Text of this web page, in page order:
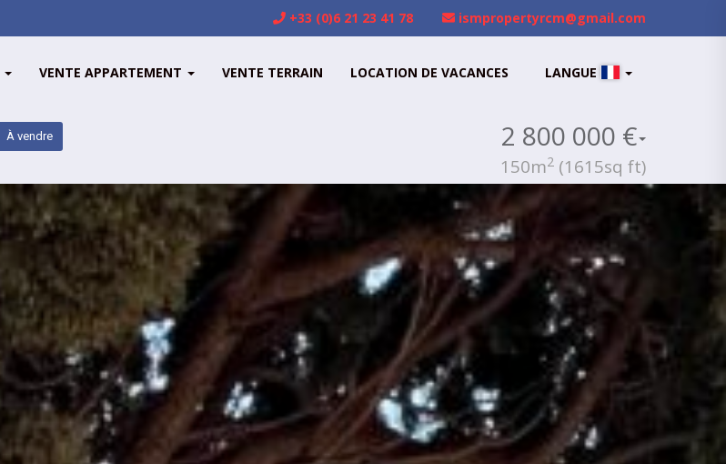
+33 (0)6 21 23 41 78 ismpropertyrcm@gmail.com
VENTE APPARTEMENT VENTE TERRAIN LOCATION DE VACANCES LANGUE
À vendre 2 800 000 €
150m2 (1615sq ft)